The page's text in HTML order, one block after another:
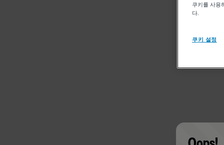
쿠키를 사용
다.
쿠키 설정